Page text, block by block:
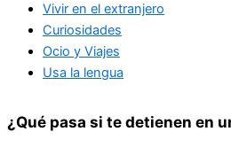
Vivir en el extranjero
Curiosidades
Ocio y Viajes
Usa la lengua
¿Qué pasa si te detienen en